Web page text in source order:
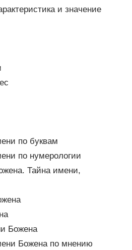
и значение
по буквам
по нумерологии
Тайна имени,
Божена
Божена по мнению